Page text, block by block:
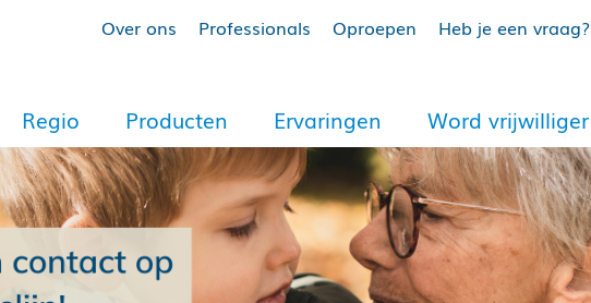
Over ons Professionals Oproepen Heb je een vraag?
Regio Producten Ervaringen Word vrijwilliger